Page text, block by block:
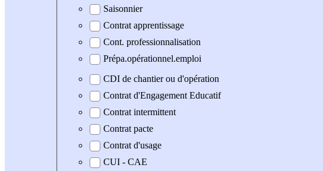
Saisonnier
Contrat apprentissage
Cont. professionnalisation
Prépa.opérationnel.emploi
CDI de chantier ou d'opération
Contrat d'Engagement Educatif
Contrat intermittent
Contrat pacte
Contrat d'usage
CUI - CAE